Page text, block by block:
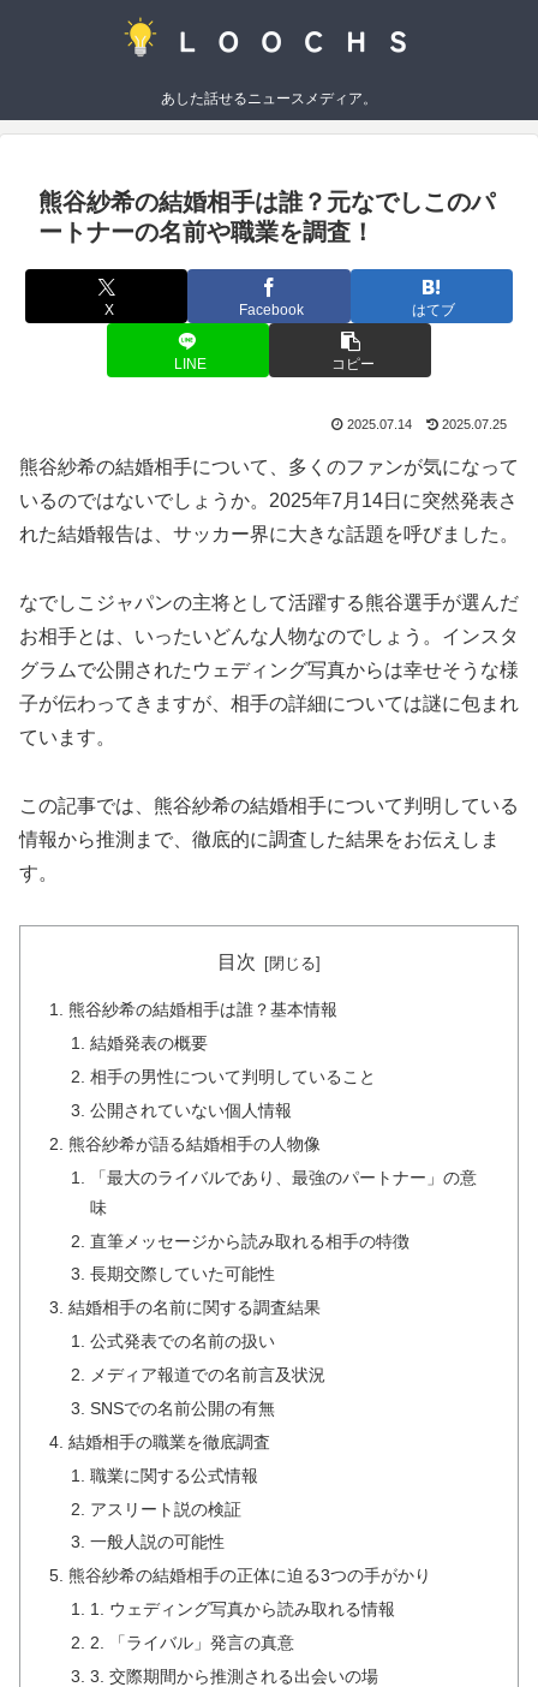
あした話せるニュースメディア。
熊谷紗希の結婚相手は誰？元なでしこのパ
ートナーの名前や職業を調査！
X Facebook はてブ
LINE コピー
2025.07.14 2025.07.25
熊谷紗希の結婚相手について、多くのファンが気になって
いるのではないでしょうか。2025年7月14日に突然発表さ
れた結婚報告は、サッカー界に大きな話題を呼びました。
なでしこジャパンの主将として活躍する熊谷選手が選んだ
お相手とは、いったいどんな人物なのでしょう。インスタ
グラムで公開されたウェディング写真からは幸せそうな様
子が伝わってきますが、相手の詳細については謎に包まれ
ています。
この記事では、熊谷紗希の結婚相手について判明している
情報から推測まで、徹底的に調査した結果をお伝えしま
す。
目次
熊谷紗希の結婚相手は誰？基本情報
結婚発表の概要
相手の男性について判明していること
公開されていない個人情報
熊谷紗希が語る結婚相手の人物像
「最大のライバルであり、最強のパートナー」の意
味
直筆メッセージから読み取れる相手の特徴
長期交際していた可能性
結婚相手の名前に関する調査結果
公式発表での名前の扱い
メディア報道での名前言及状況
SNSでの名前公開の有無
結婚相手の職業を徹底調査
職業に関する公式情報
アスリート説の検証
一般人説の可能性
熊谷紗希の結婚相手の正体に迫る3つの手がかり
1. ウェディング写真から読み取れる情報
2. 「ライバル」発言の真意
3. 交際期間から推測される出会いの場